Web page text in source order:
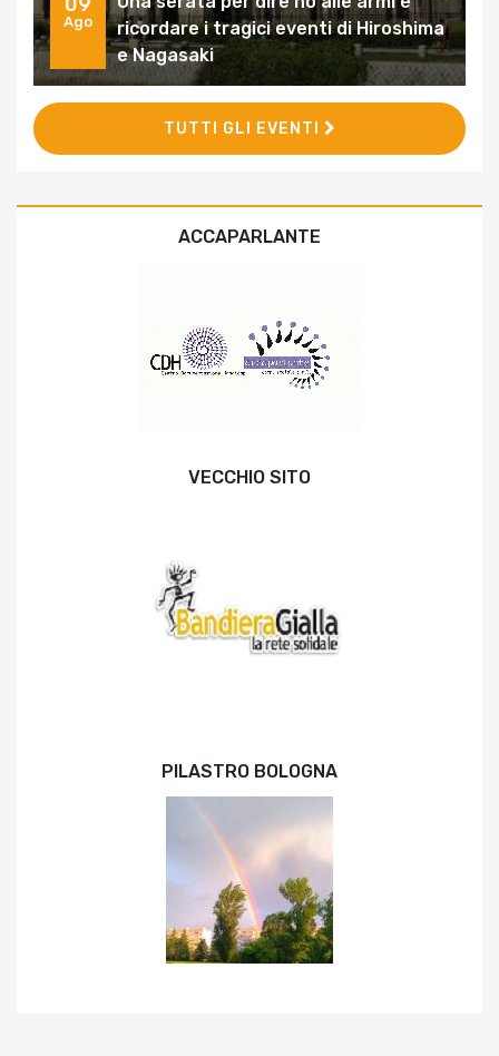
Ago
ricordare i tragici eventi di Hiroshima
e Nagasaki
TUTTI GLI EVENTI
ACCAPARLANTE
VECCHIO SITO
PILASTRO BOLOGNA